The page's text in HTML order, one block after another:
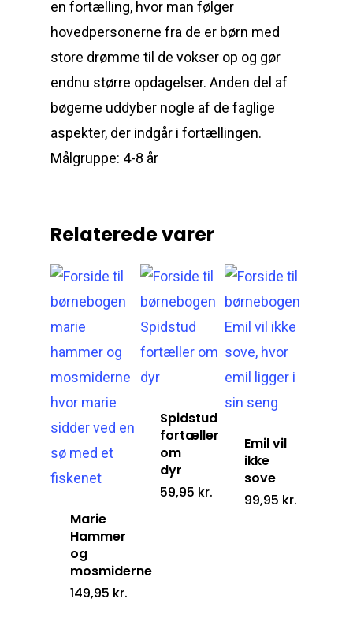
en fortælling, hvor man følger
hovedpersonerne fra de er børn med
store drømme til de vokser op og gør
endnu større opdagelser. Anden del af
bøgerne uddyber nogle af de faglige
aspekter, der indgår i fortællingen.
Målgruppe: 4-8 år
Relaterede varer
Marie
Hammer
og
mosmiderne
149,95 kr.
Spidstud
fortæller
om
dyr
59,95 kr.
Emil vil
ikke
sove
99,95 kr.
Bøger
Aktiviteter til Verdens
Presse